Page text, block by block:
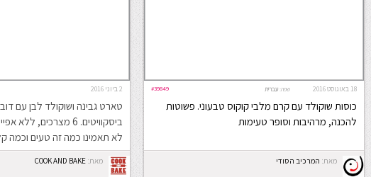
18 באוגוסט 2016 #39849 שפה: עברית
כוסות שוקולד עם קרם מלבי קוקוס טבעוני. פשוטות
להכנה, מרהיבות וסופר טעימות
מאת: המרכיב הסודי
2 ביוני 2016
טארט גבינה ושוקולד לבן עם
ביסקוויטים. 6 מצרכים,
לא תאמינו כמה זה טעים וכמה
מאת: COOK AND BAKE